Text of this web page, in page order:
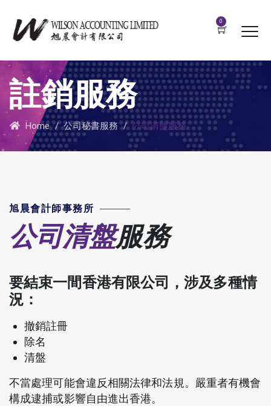
0
註銷服務
Home/公司秘書服務/公司清盤服務
旭晨會計師事務所
公司清盤服務
要結束一間香港有限公司，涉及多種情
況：
撤銷註冊
除名
清盤
不當處理可能會違反相關法律和法規。嚴重者有機會
構成逮捕或影響自由進出香港。